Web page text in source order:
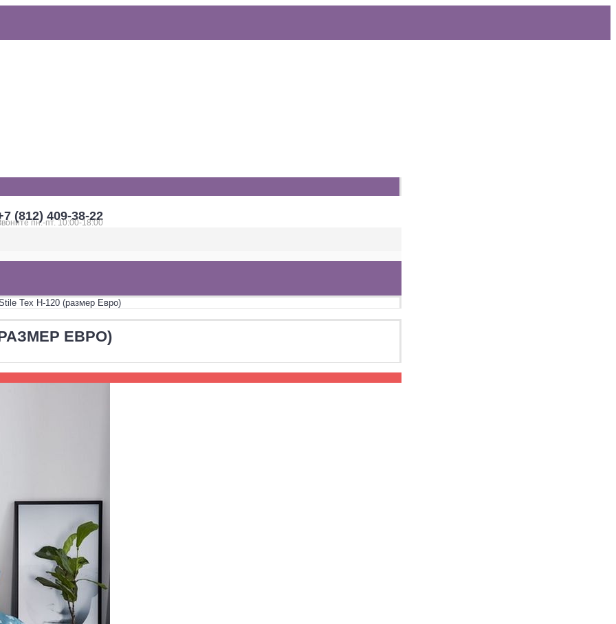
(812) 409-38-22
пн.-пт. 10:00-18:00
Tex H-120 (размер Евро)
ЕВРО)